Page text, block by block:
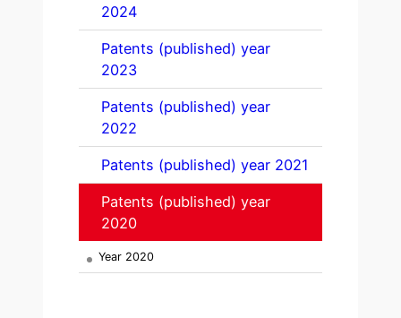
2024
Patents (published) year
2023
Patents (published) year
2022
Patents (published) year 2021
Patents (published) year
2020
Year 2020